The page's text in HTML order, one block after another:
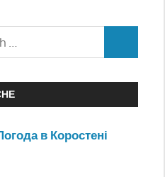
в Коростені